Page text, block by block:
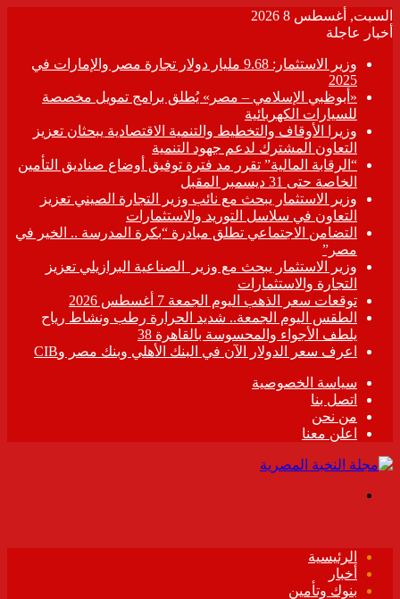
السبت, أغسطس 8 2026
أخبار عاجلة
وزير الاستثمار: 9.68 مليار دولار تجارة مصر والإمارات في
2025
«أبوظبي الإسلامي – مصر» يُطلق برامج تمويل مخصصة
للسيارات الكهربائية
وزيرا الأوقاف والتخطيط والتنمية الاقتصادية يبحثان تعزيز
التعاون المشترك لدعم جهود التنمية
“الرقابة المالية” تقرر مد فترة توفيق أوضاع صناديق التأمين
الخاصة حتى 31 ديسمبر المقبل
وزير الاستثمار يبحث مع نائب وزير التجارة الصيني تعزيز
التعاون في سلاسل التوريد والاستثمارات
التضامن الاجتماعي تطلق مبادرة “بكرة المدرسة .. الخير في
مصر”
وزير الاستثمار يبحث مع وزير الصناعية البرازيلي تعزيز
التجارة والاستثمارات
توقعات سعر الذهب اليوم الجمعة 7 أغسطس 2026
الطقس اليوم الجمعة.. شديد الحرارة رطب ونشاط رياح
يلطف الأجواء والمحسوسة بالقاهرة 38
اعرف سعر الدولار الآن في البنك الأهلي وبنك مصر وCIB
سياسة الخصوصية
اتصل بنا
من نحن
اعلن معنا
الرئيسية
أخبار
بنوك وتأمين